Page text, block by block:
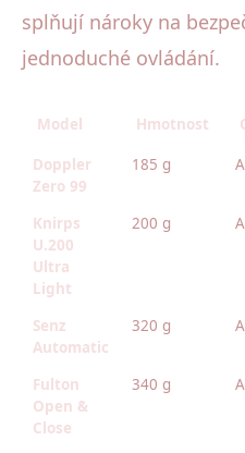
splňují nároky na
jednoduché ovládání.
Model Hmotnost
Doppler
Zero 99
185 g
Knirps
U.200
Ultra
Light
200 g
Senz
Automatic
320 g
Fulton
Open &
Close
340 g